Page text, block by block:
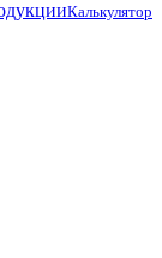
Калькулятор